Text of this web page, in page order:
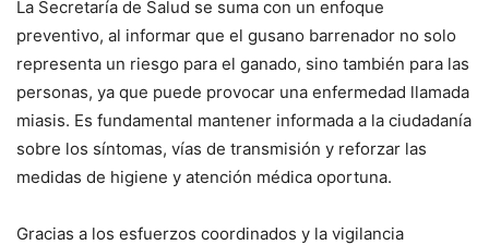
La Secretaría de Salud se suma con un enfoque
preventivo, al informar que el gusano barrenador no solo
representa un riesgo para el ganado, sino también para las
personas, ya que puede provocar una enfermedad llamada
miasis. Es fundamental mantener informada a la ciudadanía
sobre los síntomas, vías de transmisión y reforzar las
medidas de higiene y atención médica oportuna.
Gracias a los esfuerzos coordinados y la vigilancia